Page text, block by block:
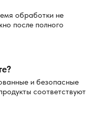
обработки не
после полного
и безопасные
соответствуют